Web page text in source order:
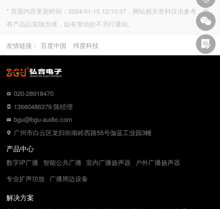
* 页面内容更新时间：2024-01-15 12:10:37，网站相关资料仅供参考，所
有产品以实物为准，如有变动恕不另行通知。
友情链接： 百度中国 纬度科技
020-28918470
13660486379 陈经理
bgu@bgu-audio.com
广州市白云区龙归街南岭西路55号伽蓝工业园3幢
产品中心
数字IP广播 智能公共广播 室内广播扬声器
户外广播扬声器
专业扩声功放
广播周边设备
解决方案